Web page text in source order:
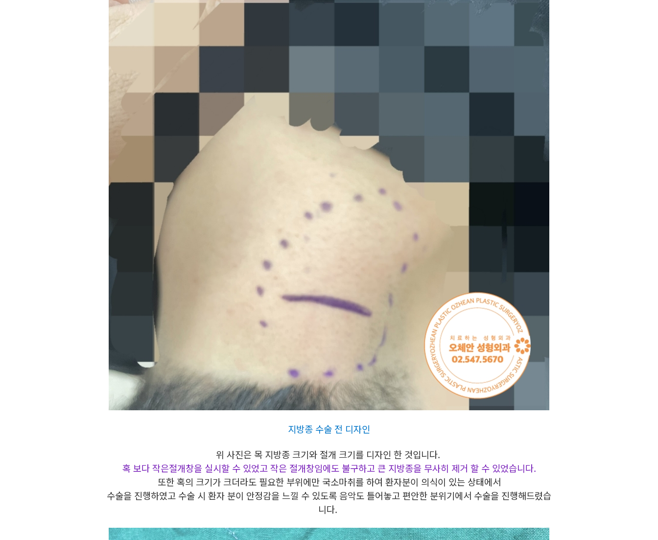
지방종 수술 전 디자인
위 사진은 목 지방종 크기와 절개 크기를 디자인 한 것입니다.
혹 보다 작은절개창을 실시할 수 있었고 작은 절개창임에도 불구하고 큰 지방종을 무사히 제거 할 수 있었습니다.
또한 혹의 크기가 크더라도 필요한 부위에만 국소마취를 하여 환자분이 의식이 있는 상태에서
수술을 진행하였고 수술 시 환자 분이 안정감을 느낄 수 있도록 음악도 틀어놓고 편안한 분위기에서 수술을 진행해드렸습
니다.